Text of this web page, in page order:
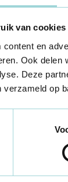
van cookies
en
Ook
Deze
verzameld op